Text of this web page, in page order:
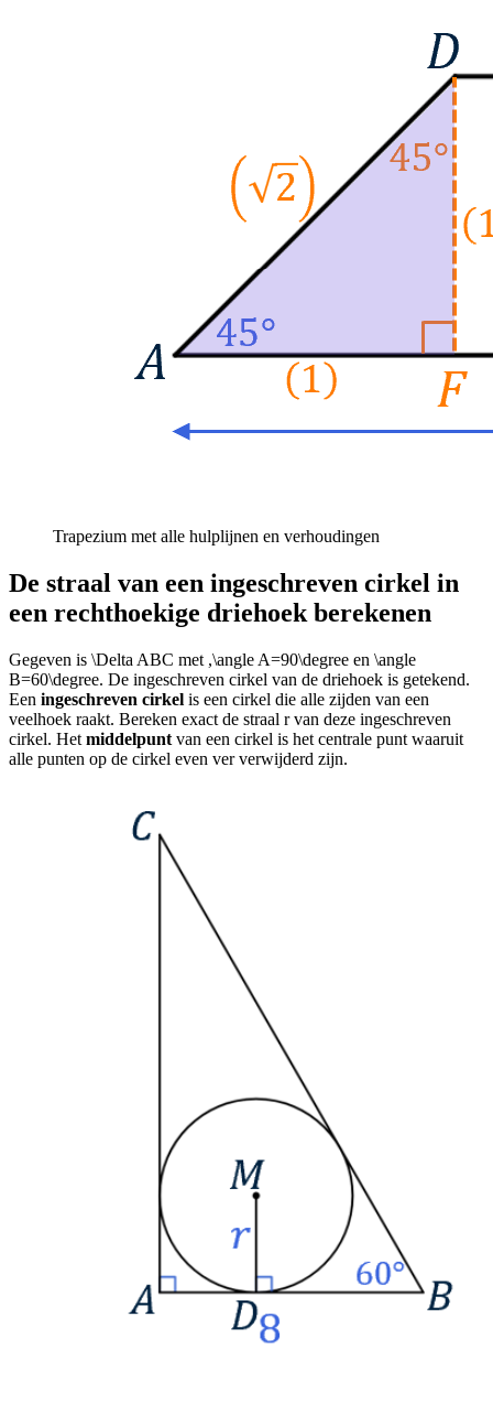
Trapezium met alle hulplijnen en verhoudingen
De straal van een ingeschreven cirkel in
een rechthoekige driehoek berekenen
Gegeven is \Delta ABC met ,\angle A=90\degree en \angle
B=60\degree. De ingeschreven cirkel van de driehoek is getekend.
Een ingeschreven cirkel is een cirkel die alle zijden van een
veelhoek raakt. Bereken exact de straal rvan deze ingeschreven
cirkel. Het middelpunt van een cirkel is het centrale punt waaruit
alle punten op de cirkel even ver verwijderd zijn.